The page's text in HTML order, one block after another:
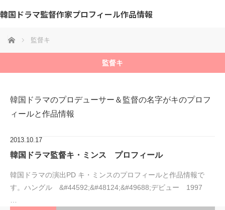
韓国ドラマ監督作家プロフィール作品情報
ホーム 監督キ
監督キ
韓国ドラマのプロデューサー＆監督の名字がキのプロフ
ィールと作品情報
2013.10.17
韓国ドラマ監督キ・ミンス プロフィール
韓国ドラマの演出PD キ・ミンスのプロフィールと作品情報で
す。ハングル &#44592;&#48124;&#49688;デビュー 1997